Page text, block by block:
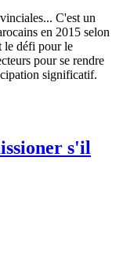
C'est un
en 2015 selon
le défi pour le
pour se rendre
significatif.
s'il